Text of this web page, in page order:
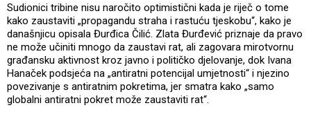
Sudionici tribine nisu naročito optimistični kada je riječ o tome
kako zaustaviti „propagandu straha i rastuću tjeskobu“, kako je
današnjicu opisala Đurđica Čilić. Zlata Đurđević priznaje da pravo
ne može učiniti mnogo da zaustavi rat, ali zagovara mirotvornu
građansku aktivnost kroz javno i političko djelovanje, dok Ivana
Hanaček podsjeća na „antiratni potencijal umjetnosti“ i njezino
povezivanje s antiratnim pokretima, jer smatra kako „samo
globalni antiratni pokret može zaustaviti rat“.